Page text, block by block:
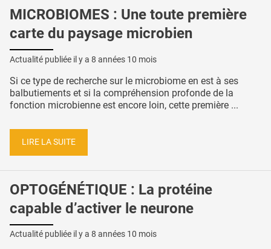
MICROBIOMES : Une toute première
carte du paysage microbien
Actualité publiée il y a 8 années 10 mois
Si ce type de recherche sur le microbiome en est à ses
balbutiements et si la compréhension profonde de la
fonction microbienne est encore loin, cette première ...
LIRE LA SUITE
OPTOGÉNÉTIQUE : La protéine
capable d’activer le neurone
Actualité publiée il y a 8 années 10 mois